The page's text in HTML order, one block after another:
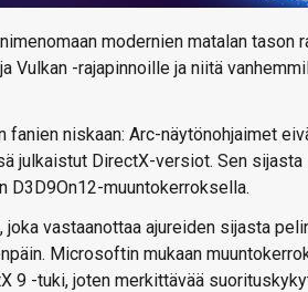
modernien matalan tason
-rajapinnoille ja niitä
niskaan: Arc-näytönohjaimet
julkaistut DirectX-versiot. Sen
D3D9On12-muuntokerroksella.
vastaanottaa ajureiden sijasta
Microsoftin mukaan
9 -tuki, joten merkittävää